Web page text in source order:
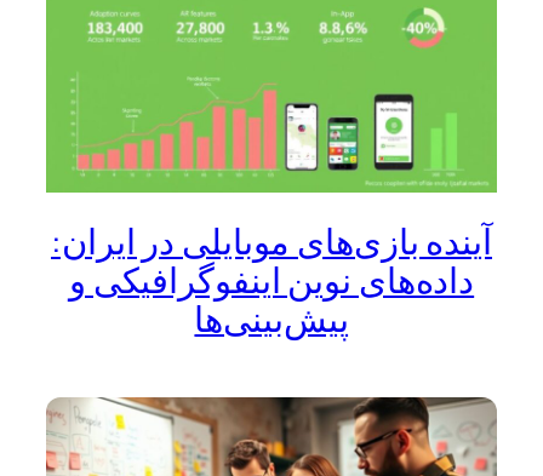
آینده بازی‌های موبایلی در ایران:
داده‌های نوین اینفوگرافیکی و
پیش‌بینی‌ها